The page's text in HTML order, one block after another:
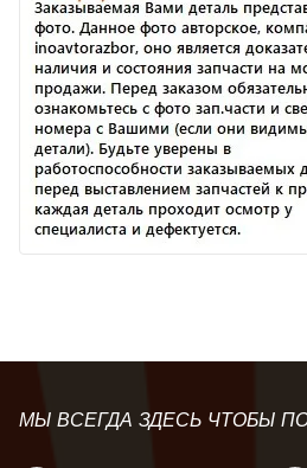
МЫ ВСЕГДА ЗДЕСЬ ЧТОБЫ